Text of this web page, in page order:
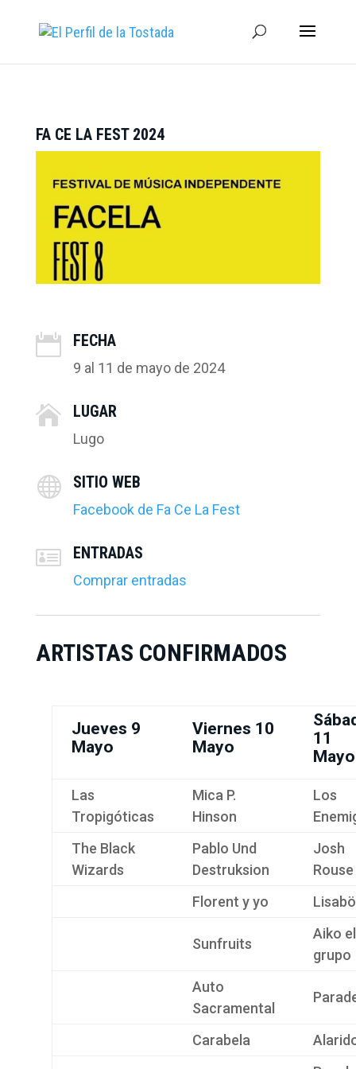
FA CE LA FEST 2024
 FECHA
9 al 11 de mayo de 2024
 LUGAR
Lugo
 SITIO WEB
Facebook de Fa Ce La Fest
 ENTRADAS
Comprar entradas
ARTISTAS CONFIRMADOS
Jueves 9
Mayo
Viernes 10
Mayo
11
Mayo
Las
Tropigóticas
Mica P.
Hinson
Los
The Black
Wizards
Pablo Und
Destruksion
Josh
Rouse
Florent y yo
Lisabö
Sunfruits
Aiko el
grupo
Auto
Sacramental
Carabela